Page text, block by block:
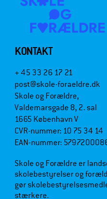
KONTAKT
+ 45 33 26 17 21
post@skole-foraeldre.dk
Skole og Forældre,
Valdemarsgade 8, 2. sal
1665 København V
CVR-nummer: 10 75 34 14
EAN-nummer:
Skole og Forældre er
skolebestyrelser og
gør
stærkere.